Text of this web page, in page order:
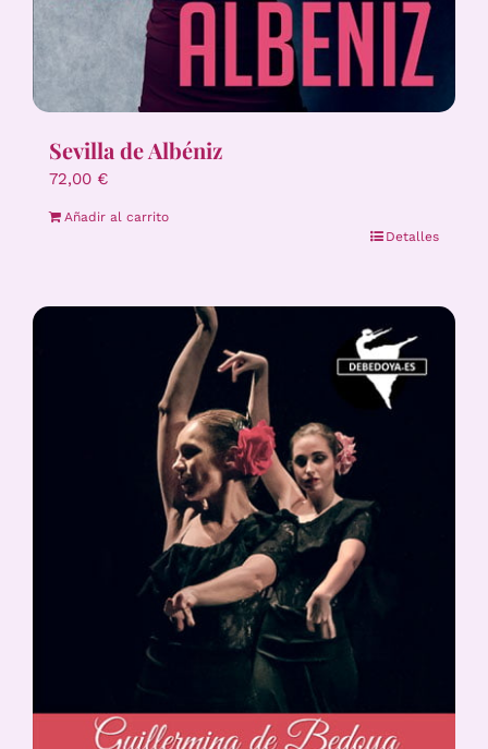
Sevilla de Albéniz
72,00 €
Añadir al carrito
Detalles